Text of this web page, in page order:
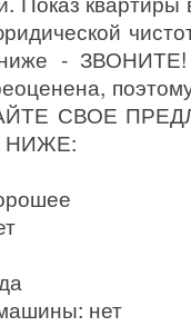
-
СВОЕ
НИЖЕ:
нет